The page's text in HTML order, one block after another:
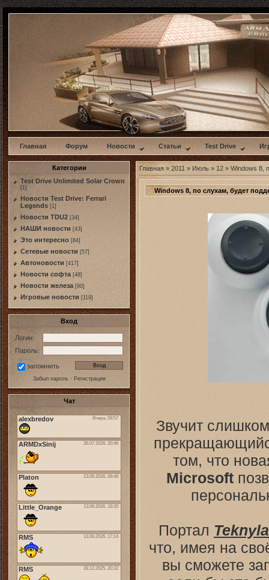
w
Главная Форум Новости Статьи Test Drive
Категории
Test Drive Unlimited Solar Crown
[1]
Новости Test Drive: Ferrari
Legends [1]
Новости TDU2 [34]
НАШИ новости [43]
Это интересно [84]
Сетевые новости [57]
Автоновости [417]
Новости софта [48]
Новоcти железа [90]
Игровые новости [119]
Вход
Логин:
Пароль:
запомнить
Забыл пароль· Регистрация
Чат
Главная » 2011 » Июль » 12 » Windows 8,
Windows 8, по слухам, будет
Звучит
том, что
Microsoft
Портал
что, имея на
вы сможете